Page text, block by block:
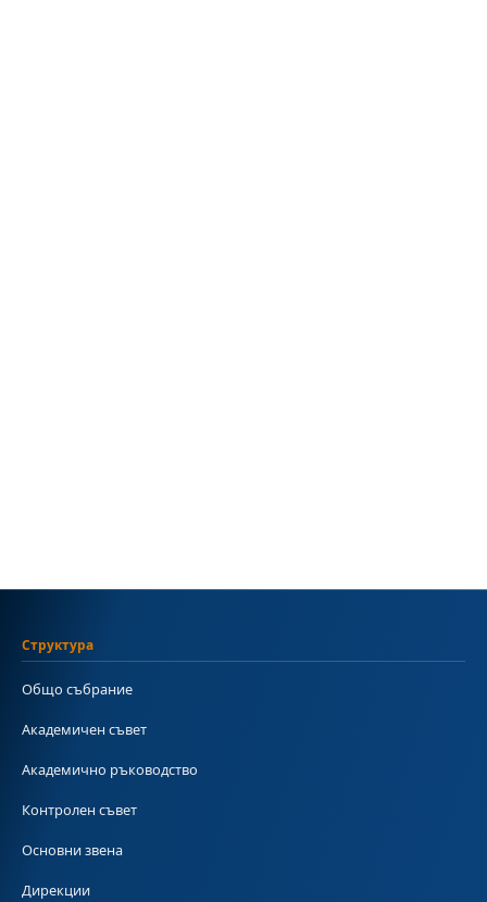
Структура
Общо събрание
Академичен съвет
Академично ръководство
Контролен съвет
Основни звена
Дирекции